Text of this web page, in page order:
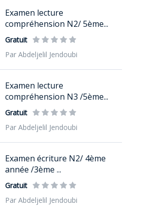
Examen lecture
compréhension N2/ 5ème...
Gratuit
Par Abdeljelil Jendoubi
Examen lecture
compréhension N3 /5ème...
Gratuit
Par Abdeljelil Jendoubi
Examen écriture N2/ 4ème
année /3ème ...
Gratuit
Par Abdeljelil Jendoubi